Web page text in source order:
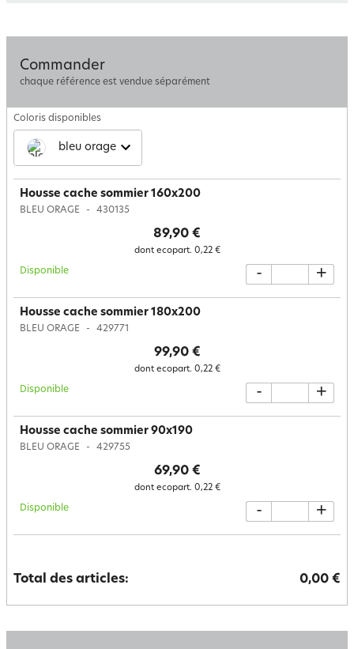
Commander
chaque référence est vendue séparément
Coloris disponibles
bleu orage
Housse cache sommier 160x200
BLEU ORAGE 430135
89,90 €
dont ecopart. 0,22 €
Disponible - +
Housse cache sommier 180x200
BLEU ORAGE 429771
99,90 €
dont ecopart. 0,22 €
Disponible - +
Housse cache sommier 90x190
BLEU ORAGE 429755
69,90 €
dont ecopart. 0,22 €
Disponible - +
Total des articles: 0,00 €